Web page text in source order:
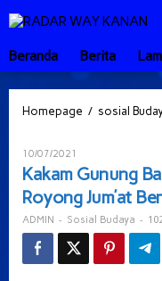
ke
Beranda
Berita
Homepage / sosial
10/07/2021
ADMIN
Kakam Gunung
Royong Jum’at
ADMIN - Sosial Budaya -